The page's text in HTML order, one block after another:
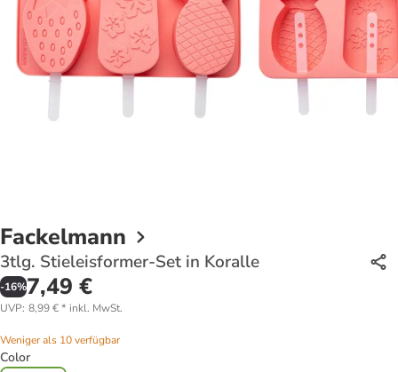
Fackelmann
3tlg. Stieleisformer-Set in Koralle
-16%7,49 €
UVP: 8,99 €* inkl. MwSt.
Weniger als 10 verfügbar
Color